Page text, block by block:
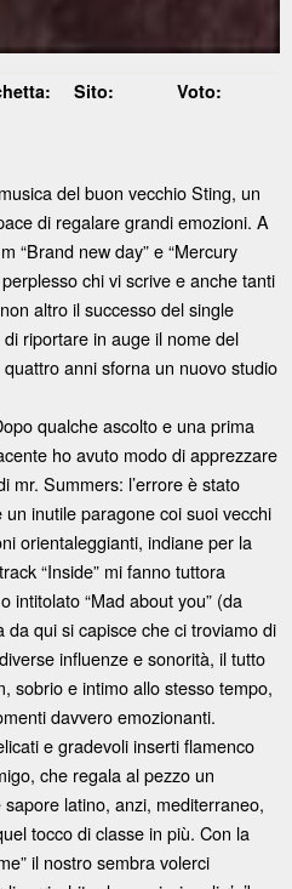
Sito: Voto:
del buon vecchio Sting, un
di regalare grandi emozioni. A
“Brand new day” e “Mercury
chi vi scrive e anche tanti
altro il successo del single
riportare in auge il nome del
anni sforna un nuovo studio
qualche ascolto e una prima
ho avuto modo di apprezzare
mr. Summers: l’errore è stato
un inutile paragone coi suoi vecchi
orientaleggianti, indiane per la
“Inside” mi fanno tuttora
intitolato “Mad about you” (da
da qui si capisce che ci troviamo di
influenze e sonorità, il tutto
sobrio e intimo allo stesso tempo,
davvero emozionanti.
e gradevoli inserti flamenco
che regala al pezzo un
latino, anzi, mediterraneo,
tocco di classe in più. Con la
il nostro sembra volerci